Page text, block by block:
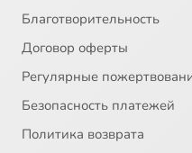
Благотворительность
Договор оферты
Регулярные
Безопасность платежей
Политика возврата